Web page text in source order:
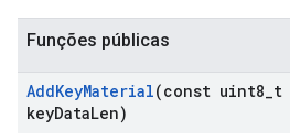
Funções públicas
AddKeyMaterial(const uint8 t
keyDataLen)